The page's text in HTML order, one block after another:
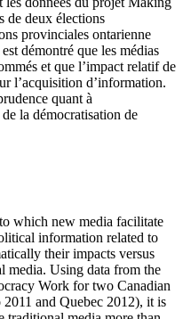
de deux élections
provinciales ontarienne
démontré que les médias
et que l’impact relatif de
l’acquisition d’information.
quant à
la démocratisation de
which new media facilitate
information related to
their impacts versus
media. Using data from the
Work for two Canadian
and Quebec 2012), it is